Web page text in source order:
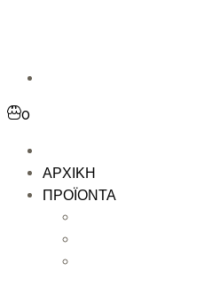
0
ΑΡΧΙΚΗ
ΠΡΟΪΟΝΤΑ